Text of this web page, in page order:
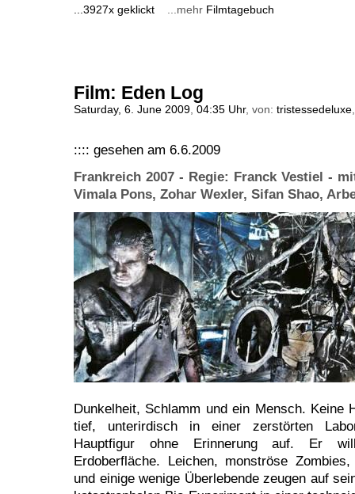
...3927x geklickt ...mehr Filmtagebuch
Film: Eden Log
Saturday, 6. June 2009, 04:35 Uhr, von: tristessedeluxe
:::: gesehen am 6.6.2009
Frankreich 2007 - Regie: Franck Vestiel -
Vimala Pons, Zohar Wexler, Sifan Shao,
Dunkelheit, Schlamm und ein Mensch. Keine
tief, unterirdisch in einer zerstörten
Hauptfigur ohne Erinnerung auf. Er
Erdoberfläche. Leichen, monströse Zombies,
und einige wenige Überlebende zeugen auf